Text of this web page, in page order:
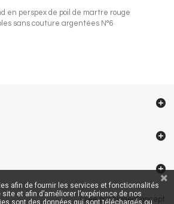
en perspex de poil de martre rouge
sans couture argentées N°6
Créé par NageoConcept
afin de fournir les services et fonctionnalités
et afin d’améliorer l’expérience de nos
sont des données qui sont téléchargés ou